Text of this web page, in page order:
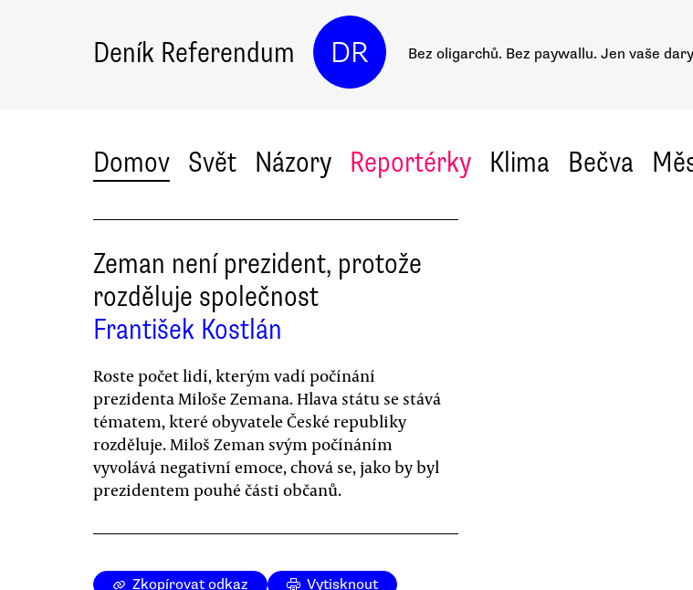
Deník Referendum DR Bez oligarchů. Bez paywallu. Jen vaše
Domov Svět Názory Reportérky Klima Bečva
Zeman není prezident, protože
rozděluje společnost
František Kostlán
Roste počet lidí, kterým vadí počínání
prezidenta Miloše Zemana. Hlava státu se stává
tématem, které obyvatele České republiky
rozděluje. Miloš Zeman svým počínáním
vyvolává negativní emoce, chová se, jako by byl
prezidentem pouhé části občanů.
Zkopírovat odkaz Vytisknout